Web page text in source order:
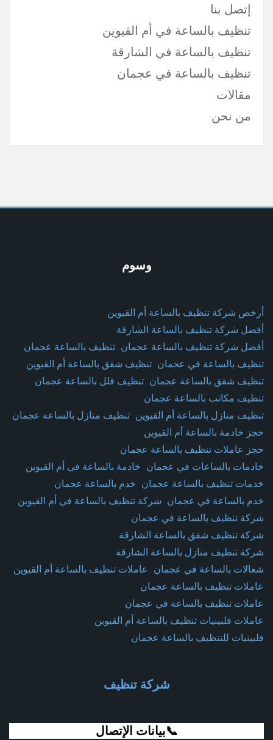
إتصل بنا
تنظيف بالساعة في أم القيوين
تنظيف بالساعة في الشارقة
تنظيف بالساعة في عجمان
مقالات
من نحن
وسوم
أرخص شركة تنظيف بالساعة أم القيوين
أفضل شركة تنظيف بالساعة الشارقة
أفضل شركة تنظيف بالساعة عجمان تنظيف بالساعة عجمان
تنظيف بالساعة في عجمان تنظيف شقق بالساعة أم القيوين
تنظيف شقق بالساعة عجمان تنظيف فلل بالساعة عجمان
تنظيف مكاتب بالساعة عجمان
تنظيف منازل بالساعة أم القيوين تنظيف منازل بالساعة عجمان
حجز خادمة بالساعة أم القيوين
حجز عاملات تنظيف بالساعة عجمان
خادمات بالساعات في عجمان خادمة بالساعة في أم القيوين
خدمات تنظيف بالساعة عجمان خدم بالساعة عجمان
خدم بالساعة في عجمان شركة تنظيف بالساعة في أم القيوين
شركة تنظيف بالساعة في عجمان
شركة تنظيف شقق بالساعة الشارقة
شركة تنظيف منازل بالساعة الشارقة
شغالات بالساعة في عجمان عاملات تنظيف بالساعة أم القيوين
عاملات تنظيف بالساعة عجمان
عاملات تنظيف بالساعة في عجمان
عاملات فلبينيات تنظيف بالساعة أم القيوين
فلبينيات للتنظيف بالساعة عجمان
شركة تنظيف
📞بيانات الإتصال